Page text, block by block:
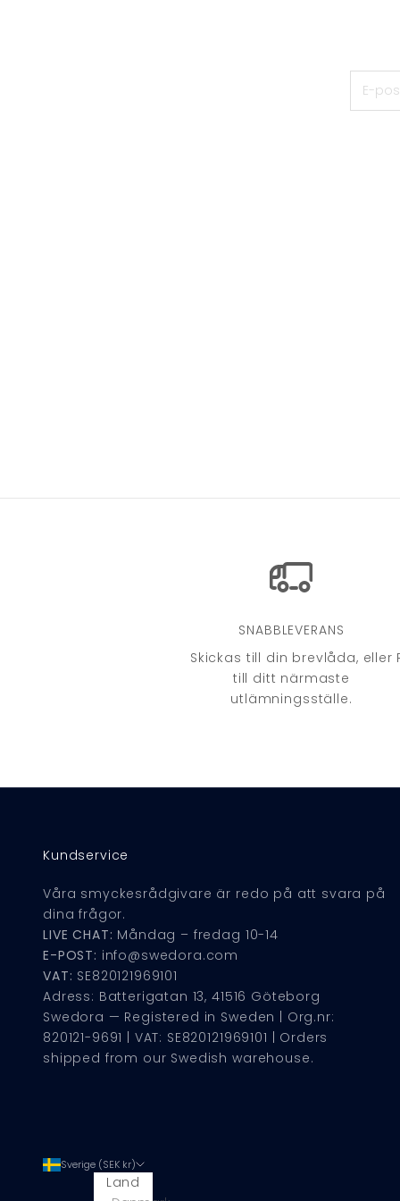
SNABBLEVERANS
Skickas till din brevlåda, eller
till ditt närmaste
utlämningsställe.
Kundservice
Våra smyckesrådgivare är redo på att svara på
dina frågor.
LIVE CHAT: Måndag – fredag 10-14
E-POST: info@swedora.com
VAT: SE820121969101
Adress: Batterigatan 13, 41516 Göteborg
Swedora — Registered in Sweden | Org.nr:
820121-9691 | VAT: SE820121969101 | Orders
shipped from our Swedish warehouse.
Sverige (SEK kr)
Land